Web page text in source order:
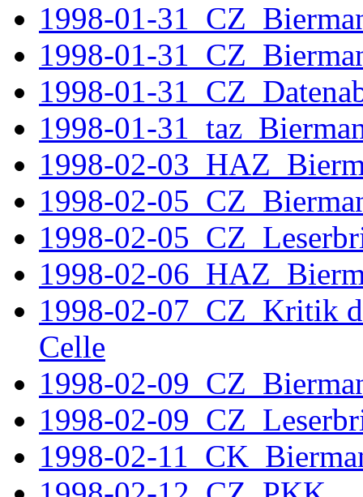
1998-01-
1998-01-
1998-01-
1998-01-
1998-02-
1998-02-
1998-02-
1998-02-
1998-02-07 CZ Kritik
Celle
1998-02-
1998-02-
1998-02-